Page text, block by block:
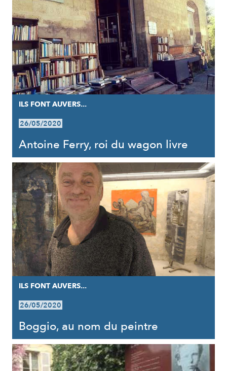
ILS FONT AUVERS...
26/05/2020
Antoine Ferry, roi du wagon livre
ILS FONT AUVERS...
26/05/2020
Boggio, au nom du peintre